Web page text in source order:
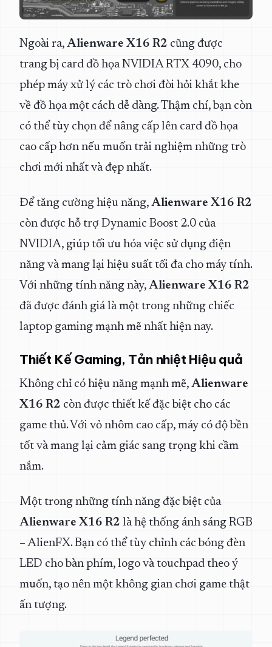
Ngoài ra, Alienware X16 R2 cũng được
trang bị card đồ họa NVIDIA RTX 4090, cho
phép máy xử lý các trò chơi đòi hỏi khắt khe
về đồ họa một cách dễ dàng. Thậm chí, bạn còn
có thể tùy chọn để nâng cấp lên card đồ họa
cao cấp hơn nếu muốn trải nghiệm những trò
chơi mới nhất và đẹp nhất.
Để tăng cường hiệu năng, Alienware X16 R2
còn được hỗ trợ Dynamic Boost 2.0 của
NVIDIA, giúp tối ưu hóa việc sử dụng điện
năng và mang lại hiệu suất tối đa cho máy tính.
Với những tính năng này, Alienware X16 R2
đã được đánh giá là một trong những chiếc
laptop gaming mạnh mẽ nhất hiện nay.
Thiết Kế Gaming, Tản nhiệt Hiệu quả
Không chỉ có hiệu năng mạnh mẽ, Alienware
X16 R2 còn được thiết kế đặc biệt cho các
game thủ. Với vỏ nhôm cao cấp, máy có độ bền
tốt và mang lại cảm giác sang trọng khi cầm
nắm.
Một trong những tính năng đặc biệt của
Alienware X16 R2 là hệ thống ánh sáng RGB
– AlienFX. Bạn có thể tùy chỉnh các bóng đèn
LED cho bàn phím, logo và touchpad theo ý
muốn, tạo nên một không gian chơi game thật
ấn tượng.